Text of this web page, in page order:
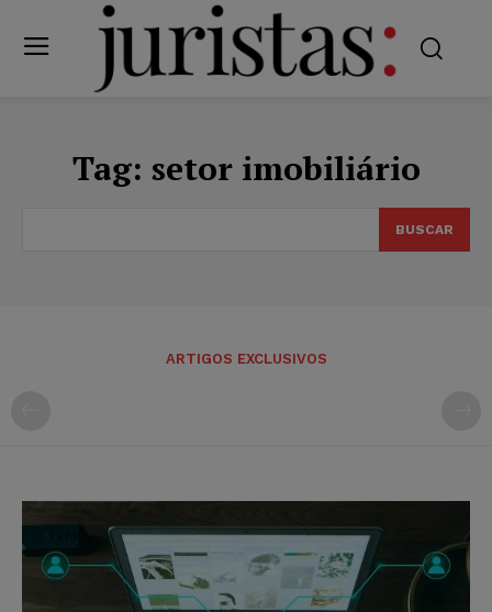
Tag: setor imobiliário
BUSCAR
ARTIGOS EXCLUSIVOS